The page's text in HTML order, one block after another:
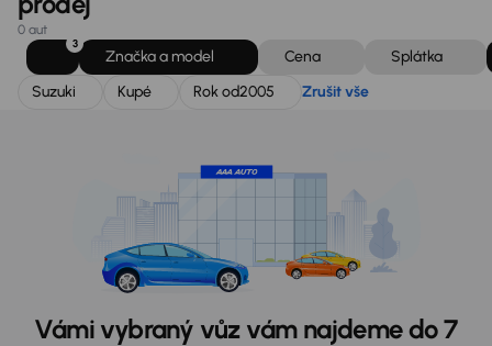
0 aut
3
Značka a model Cena
Splátka
Suzuki
Kupé Rok od2005 Zrušit vše
Vámi vybraný vůz vám najdeme do 7